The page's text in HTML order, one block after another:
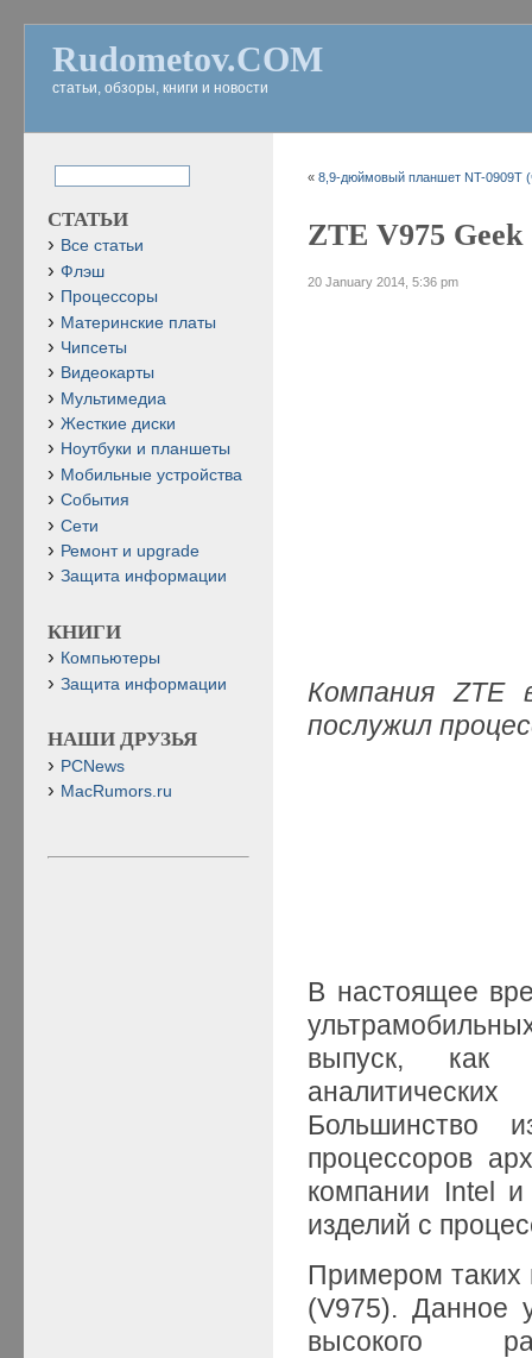
Rudometov.COM
статьи, обзоры, книги и новости
«8,9-дюймовый планшет NT-0909T
ZTE V975 Geek
20 January 2014, 5:36 pm
Компания ZTE
послужил
В настоящее
выпуск, как
Большинство
процессоров
компании Intel и
изделий с
Примером таких
(V975). Данное
высокого
СТАТЬИ
Все статьи
Флэш
Процессоры
Материнские платы
Чипсеты
Видеокарты
Мультимедиа
Жесткие диски
Ноутбуки и планшеты
Мобильные устройства
События
Сети
Ремонт и upgrade
Защита информации
КНИГИ
Компьютеры
Защита информации
НАШИ ДРУЗЬЯ
PCNews
MacRumors.ru